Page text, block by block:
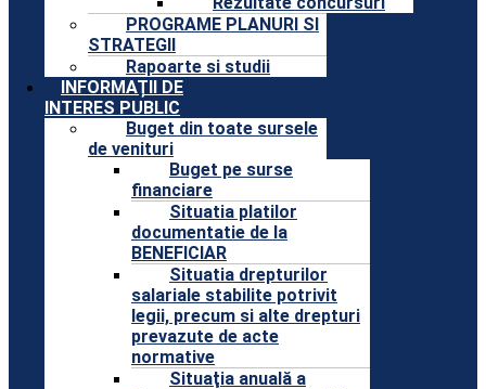
PROGRAME PLANURI SI
STRATEGII
Rapoarte si studii
INFORMAȚII DE
INTERES PUBLIC
Buget din toate sursele
de venituri
Buget pe surse
financiare
Situatia platilor
documentatie de la
BENEFICIAR
Situatia drepturilor
salariale stabilite potrivit
legii, precum si alte drepturi
prevazute de acte
normative
Situaţia anuală a